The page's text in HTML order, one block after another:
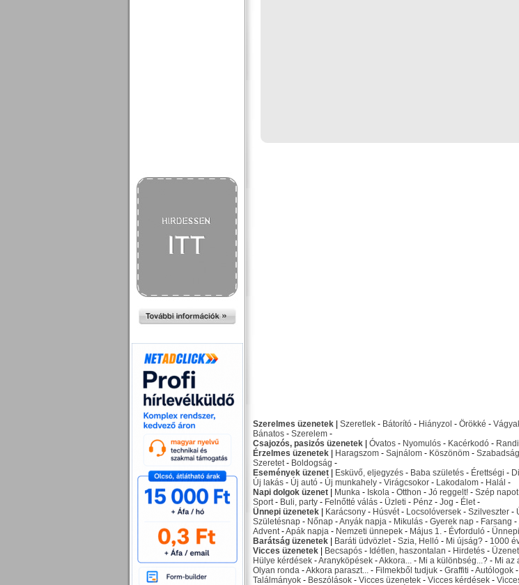
Szerelmes üzenetek Szeretlek - Bátorító - Hiányzol - Örökké -
Bánatos - Szerelem -
Csajozós, pasizós üzenetek
Óvatos - Nyomulós - Kacérkodó - Randi
Érzelmes üzenetek
Haragszom - Sajnálom - Köszönöm - Szabadság
Szeretet- Boldogság -
Események üzenet
Esküvő, eljegyzés - Baba születés - Érettségi -
Új lakás - Új autó - Új munkahely - Virágcsokor - Lakodalom - Halál -
Napi dolgok üzenet
Munka - Iskola - Otthon - Jó reggelt! - Szép
Sport- Buli, party - Felnőtté válás - Üzleti - Pénz - Jog - Élet-
Ünnepi üzenetek
Karácsony - Húsvét- Locsolóversek - Szilveszter -
Születésnap - Nőnap -Anyák napja - Mikulás - Gyerek nap - Farsang -
Advent-Apák napja - Nemzeti ünnepek - Május 1. - Évforduló -
Barátság üzenetek
Baráti üdvözlet- Szia, Helló - Mi újság? - 1000
Vicces üzenetek
Becsapós - Idétlen, haszontalan - Hirdetés -
Hülye kérdések -Aranyköpések -Akkora... - Mi a különbség...? - Mi az
Olyan ronda -Akkora paraszt... - Filmekből tudjuk - Graffiti -Autólogok -
Találmányok - Beszólások - Vicces üzenetek - Vicces kérdések -